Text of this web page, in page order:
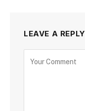
LEAVE A REPLY